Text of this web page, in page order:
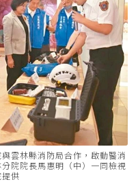
雲林縣消防局合作，啟動醫消
院院長馬惠明（中）一同檢視
供